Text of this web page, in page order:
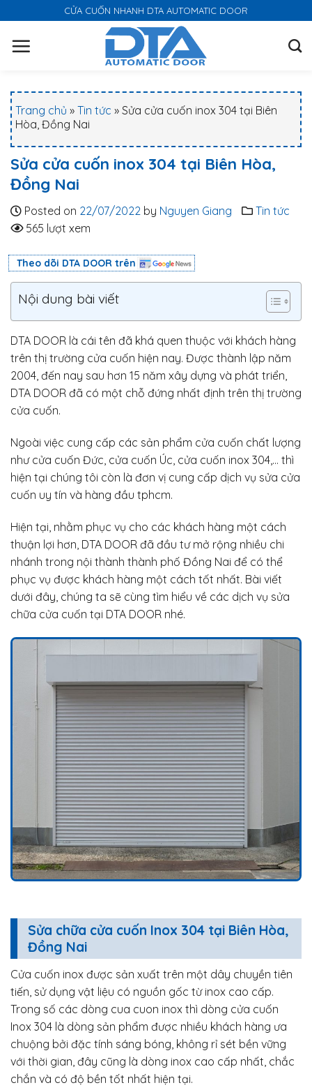
k
CỬA CUỐN NHANH DTA AUTOMATIC DOOR
Trang chủ » Tin tức » Sửa cửa cuốn inox 304 tại Biên
Hòa, Đồng Nai
Sửa cửa cuốn inox 304 tại Biên Hòa,
Đồng Nai
Posted on 22/07/2022 by Nguyen Giang
Tin tức
565 lượt xem
Theo dõi DTA DOOR trên
Nội dung bài viết
DTA DOOR là cái tên đã khá quen thuộc với khách hàng
trên thị trường cửa cuốn hiện nay. Được thành lập năm
2004, đến nay sau hơn 15 năm xây dựng và phát triển,
DTA DOOR đã có một chỗ đứng nhất định trên thị trường
cửa cuốn.
Ngoài việc cung cấp các sản phẩm cửa cuốn chất lượng
như cửa cuốn Đức, cửa cuốn Úc, cửa cuốn inox 304,… thì
hiện tại chúng tôi còn là đơn vị cung cấp dịch vụ sửa cửa
cuốn uy tín và hàng đầu tphcm.
Hiện tại, nhằm phục vụ cho các khách hàng một cách
thuận lợi hơn, DTA DOOR đã đầu tư mở rộng nhiều chi
nhánh trong nội thành thành phố Đồng Nai để có thể
phục vụ được khách hàng một cách tốt nhất. Bài viết
dưới đây, chúng ta sẽ cùng tìm hiểu về các dịch vụ sửa
chữa cửa cuốn tại DTA DOOR nhé.
Sửa chữa cửa cuốn Inox 304 tại Biên Hòa,
Đồng Nai
Cửa cuốn inox được sản xuất trên một dây chuyền tiên
tiến, sử dụng vật liệu có nguồn gốc từ inox cao cấp.
Trong số các dòng cua cuon inox thì dòng cửa cuốn
Inox 304 là dòng sản phẩm được nhiều khách hàng ưa
chuộng bởi đặc tính sáng bóng, không rỉ sét bền vững
với thời gian, đây cũng là dòng inox cao cấp nhất, chắc
chắn và có độ bền tốt nhất hiện tại.